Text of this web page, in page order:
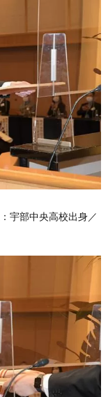
宇部中央高校出身／